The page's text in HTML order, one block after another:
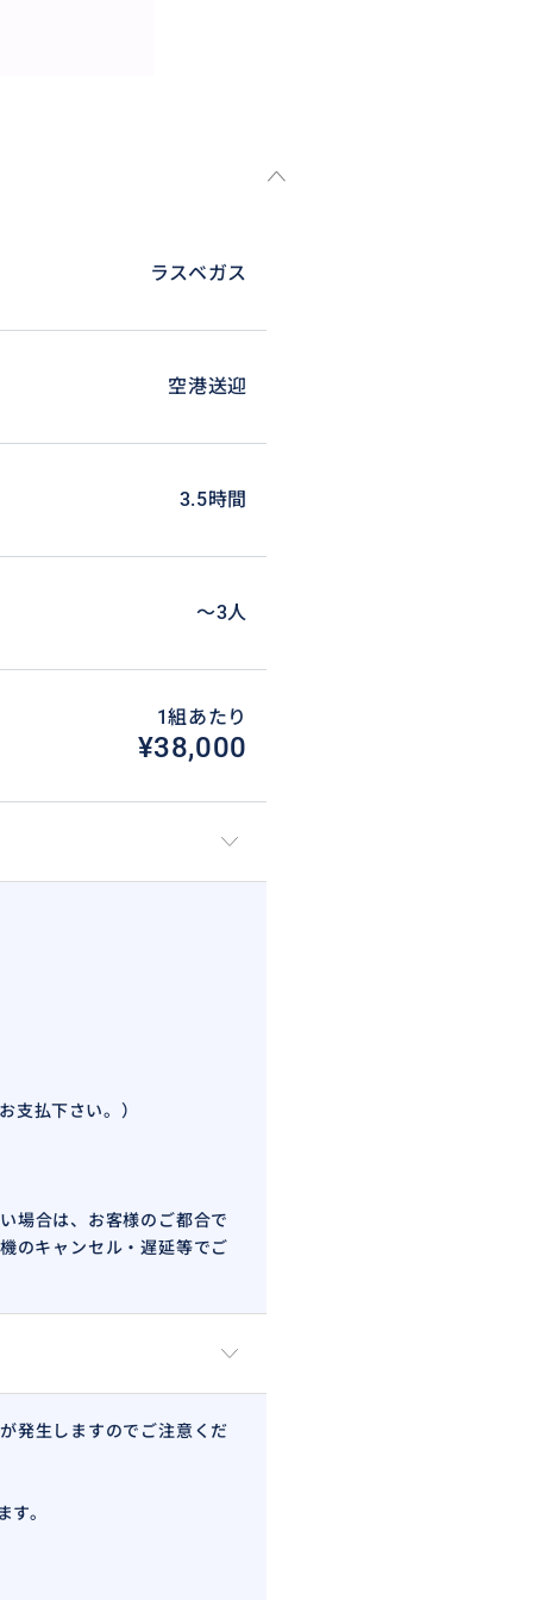
ラスベガス
空港送迎
3.5時間
〜3人
1組あたり
¥38,000
支払下さい。）
場合は、お客様のご都合で
のキャンセル・遅延等でご
発生しますのでご注意くだ
す。